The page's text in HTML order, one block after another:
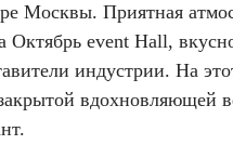
Москвы. Приятная
Октябрь event Hall,
индустрии. На
вдохновляющей